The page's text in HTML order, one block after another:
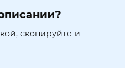
скопируйте и